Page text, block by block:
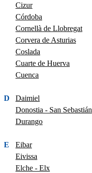
Cizur
Córdoba
Cornellà de Llobregat
Corvera de Asturias
Coslada
Cuarte de Huerva
Cuenca
D
Daimiel
Donostia - San Sebastián
Durango
E
Eibar
Eivissa
Elche - Elx